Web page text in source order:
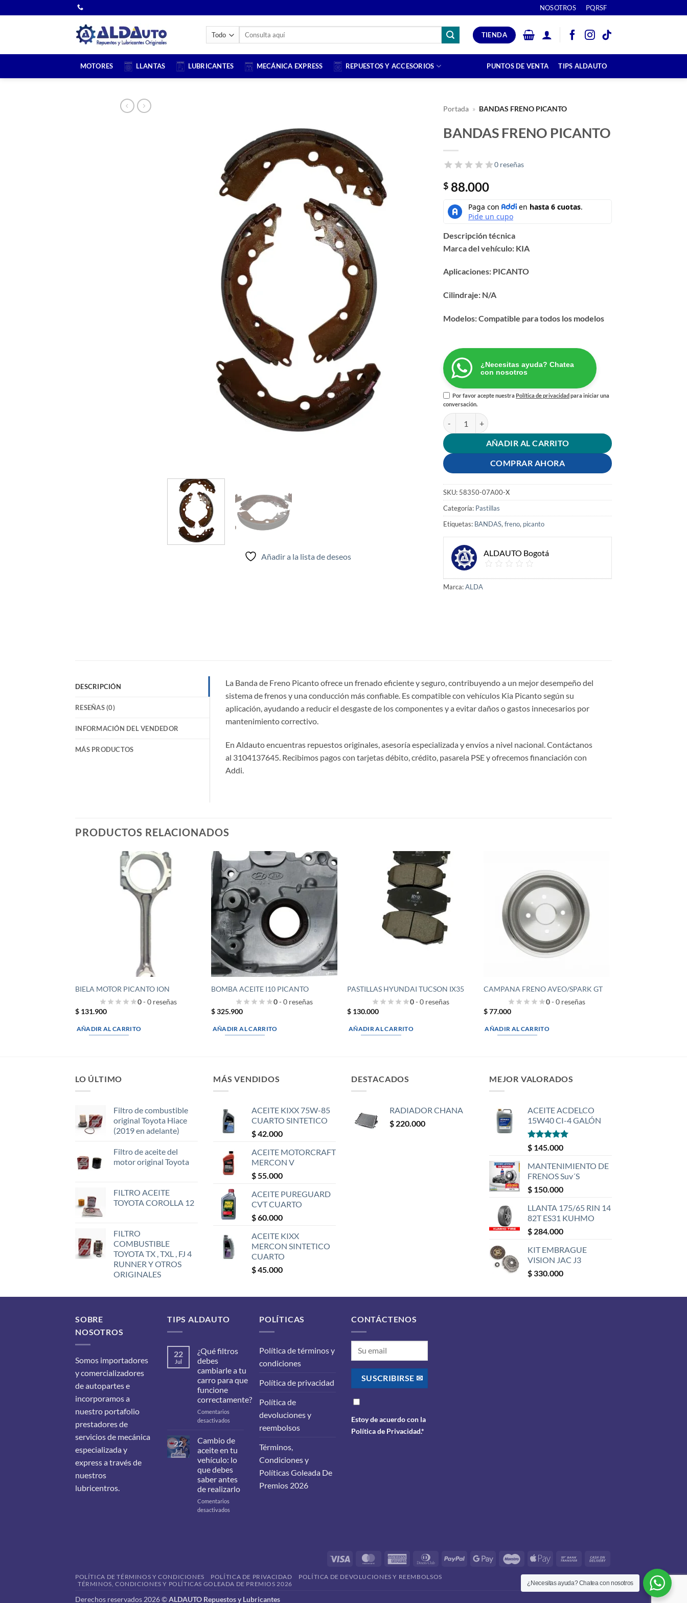
al
NOSOTROS PQRSF
Buscar
TIENDA
MOTORES LLANTAS LUBRICANTES MECÁNICA EXPRESS REPUESTOS Y ACCESORIOS PUNTOS DE VENTA TIPS ALDAUTO
Añadir a la lista de deseos
Portada » BANDAS FRENO PICANTO
BANDAS FRENO PICANTO
0 reseñas
$ 88.000
Descripción técnica
Marca del vehículo: KIA
Aplicaciones: PICANTO
Cilindraje: N/A
Modelos: Compatible para todos los modelos
¿Necesitas ayuda? Chatea
con nosotros
Por favor acepte nuestraPolítica de privacidadpara iniciar una
conversación.
BANDAS FRENO PICANTO cantidad
AÑADIR AL CARRITO
COMPRAR AHORA
SKU: 58350-07A00-X
Categoría: Pastillas
Etiquetas: BANDAS, freno, picanto
ALDAUTO Bogotá
Marca:ALDA
DESCRIPCIÓN
RESEÑAS (0)
INFORMACIÓN DEL VENDEDOR
MÁS PRODUCTOS
La Banda de Freno Picanto ofrece un frenado eficiente y seguro, contribuyendo a un mejor desempeño del
sistema de frenos y una conducción más confiable. Es compatible con vehículos Kia Picanto según su
aplicación, ayudando a reducir el desgaste de los componentes y a evitar daños o gastos innecesarios por
mantenimiento correctivo.
En Aldauto encuentras repuestos originales, asesoría especializada y envíos a nivel nacional. Contáctanos
al 3104137645. Recibimos pagos con tarjetas débito, crédito, pasarela PSE y ofrecemos financiación con
Addi.
PRODUCTOS RELACIONADOS
BIELA MOTOR PICANTO ION
0- 0 reseñas
$131.900
AÑADIR AL CARRITO
Añadir
a la
BOMBA ACEITE I10 PICANTO
0- 0 reseñas
$325.900
AÑADIR AL CARRITO
deseos
PASTILLAS HYUNDAI TUCSON IX35
0- 0 reseñas
$ 130.000
AÑADIR AL CARRITO
lista de
deseos
CAMPANA FRENO AVEO/SPARK GT
0- 0 reseñas
$77.000
AÑADIR AL CARRITO
¿Necesitas ayuda? Chatea con nosotros
LO ÚLTIMO
Filtro de combustible
original Toyota Hiace
(2019 en adelante)
Filtro de aceite del
motor original Toyota
FILTRO ACEITE
TOYOTA COROLLA 12
FILTRO
COMBUSTIBLE
TOYOTA TX , TXL , FJ 4
RUNNER Y OTROS
ORIGINALES
MÁS VENDIDOS
ACEITE KIXX 75W-85
CUARTO SINTETICO
$42.000
ACEITE MOTORCRAFT
MERCON V
$55.000
ACEITE PUREGUARD
CVT CUARTO
$60.000
ACEITE KIXX
MERCON SINTETICO
CUARTO
$45.000
DESTACADOS
RADIADOR CHANA
$ 220.000
MEJOR VALORADOS
ACEITE ACDELCO
15W40 CI-4 GALÓN
Valorado
con
$ 145.000
MANTENIMIENTO DE
FRENOS Suv´S
$ 150.000
LLANTA 175/65 RIN 14
82T ES31 KUHMO
$ 284.000
KIT EMBRAGUE
VISION JAC J3
$ 330.000
SOBRE
NOSOTROS
Somos importadores
y comercializadores
de autopartes e
incorporamos a
nuestro portafolio
prestadores de
servicios de mecánica
especializada y
express a través de
nuestros
lubricentros.
TIPS ALDAUTO
22
Jul
¿Qué filtros
debes
cambiarle a tu
carro para que
funcione
correctamente?
Comentarios
desactivados
filtros
debes
cambiarle
a
tu
carro
para
22
Jul
Cambio de
aceite en tu
vehículo: lo
que debes
saber antes
de realizarlo
Comentarios
desactivados
que
debes
POLÍTICAS
Política de términos y
condiciones
Política de privacidad
Política de
devoluciones y
reembolsos
Términos,
Condiciones y
Políticas Goleada De
Premios 2026
CONTÁCTENOS
Estoy de acuerdo con la
Política de Privacidad.*
Visa MasterCardAmerican
Dinners PayPal
Google
Maestro Apple
Bank
Delivery
POLÍTICA DE TÉRMINOS Y CONDICIONES POLÍTICA DE PRIVACIDAD
POLÍTICA DE DEVOLUCIONES Y REEMBOLSOS
TÉRMINOS, CONDICIONES Y POLÍTICAS GOLEADA DE PREMIOS 2026
Derechos reservados 2026 ©ALDAUTO Repuestos y Lubricantes